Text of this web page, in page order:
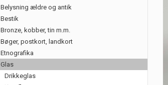
Belysning ældre og antik
Bestik
Bronze, kobber, tin m.m.
Bøger, postkort, landkort
Etnografika
Glas
Drikkeglas